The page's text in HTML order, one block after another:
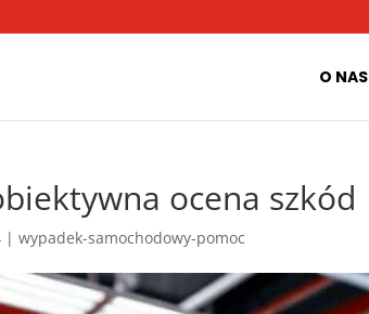
O NAS
ocena szkód
|wypadek-samochodowy-pomoc